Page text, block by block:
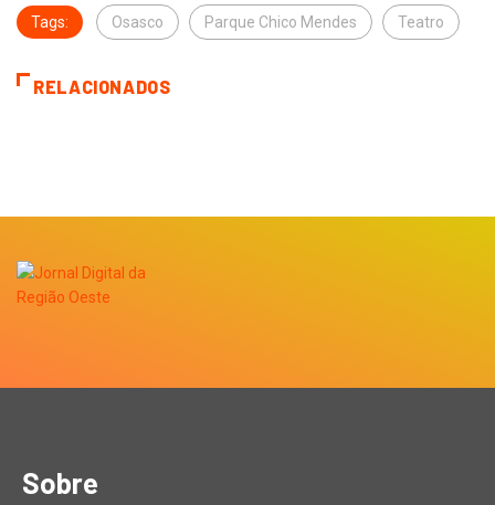
Tags: Osasco Parque Chico Mendes Teatro
RELACIONADOS
Sobre